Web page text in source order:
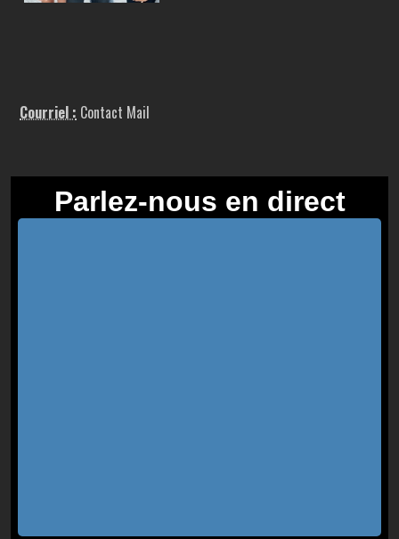
Courriel : Contact Mail